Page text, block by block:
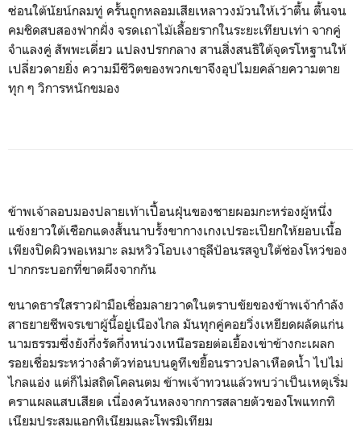
ซ่อนใต้นัยน์กลมทู่ ครั้นถูกหลอมเสียเหลาวงม้วนให้เว้าตื้น ตื้นจน
คมชิดสบสองฟากฝั่ง จรดเถาไม้เลื้อยรากในระยะเทียบเท่า จากคู่
จำแลงคู่ สัพพะเดี่ยว แปลงปรกกลาง สานสิ่งสนธิใต้จุดรโหฐานให้
เปลี่ยวดายยิ่ง ความมีชีวิตของพวกเขาจึงอุปไมยคล้ายความตาย
ทุก ๆ วิการหนักขมอง
ข้าพเจ้าลอบมองปลายเท้าเปื้อนฝุ่นของชายผอมกะหร่องผู้หนึ่ง
แข้งยาวใต้เชือกแดงสั้นนาบรั้งขากางเกงเปรอะเปียกให้ยอบเนื้อ
เพียงปิดผิวพอเหมาะ ลมหวิวโอบเงาธุลีป้อนรสจูบใต้ช่องโหว่ของ
ปากกระบอกที่ขาดผึงจากกัน
ขนาดธารใสราวฝ่ามือเชื่อมลายวาดในตราบขัยของข้าพเจ้ากำลัง
สาธยายชีพจรเขาผู้นี้อยู่เนืองไกล มันทุกคู่คอยวิ่งเหยียดผลัดแก่น
นามธรรมซึ่งยังกึ่งรัดกึ่งหน่วงเหนือรอยต่อเยื้องเข่าข้างกะเผลก
รอยเชื่อมระหว่างลำตัวท่อนบนดูทีเขยื้อนราวปลาเหือดน้ำ ไปไม่
ไกลแอ่ง แต่ก็ไม่สถิตโคลนตม ข้าพเจ้าทวนแล้วพบว่าเป็นเหตุเริ่ม
คราแผลแสบเสียด เนื่องควันหลงจากการสลายตัวของโพแทกทิ
เนียมประสมแอกทิเนียมและโพรมิเทียม